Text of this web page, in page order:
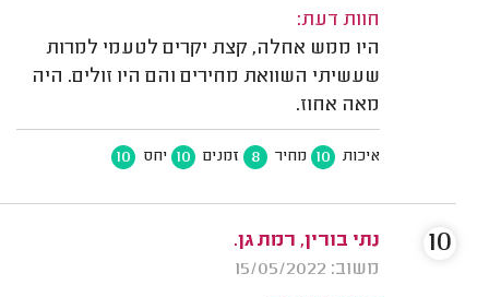
חוות דעת:
היו ממש אחלה, קצת יקרים לטעמי למרות
שעשיתי השוואת מחירים והם היו זולים. היה
מאה אחוז.
איכות 10 מחיר 8 זמנים 10 יחס 10
נתי בורין, רמת גן.
משוב: 15/05/2022
10